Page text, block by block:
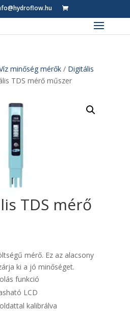
minőség mérők/ Digitális
TDS mérő műszer
TDS mérő
mérő. Ez az alacsony
ki a jó minőséget.
funkció
LCD
kalibrálva